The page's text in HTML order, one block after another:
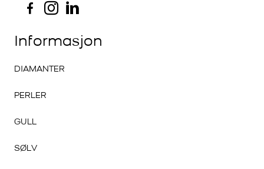
Informasjon
DIAMANTER
PERLER
GULL
SØLV